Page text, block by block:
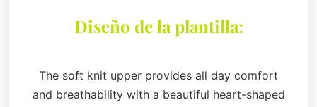
Diseño de la plantilla:
The soft knit upper provides all day comfort
and breathability with a beautiful heart-shaped